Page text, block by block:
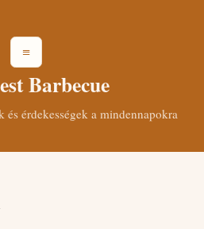
≡
Barbecue
érdekességek a mindennapokra